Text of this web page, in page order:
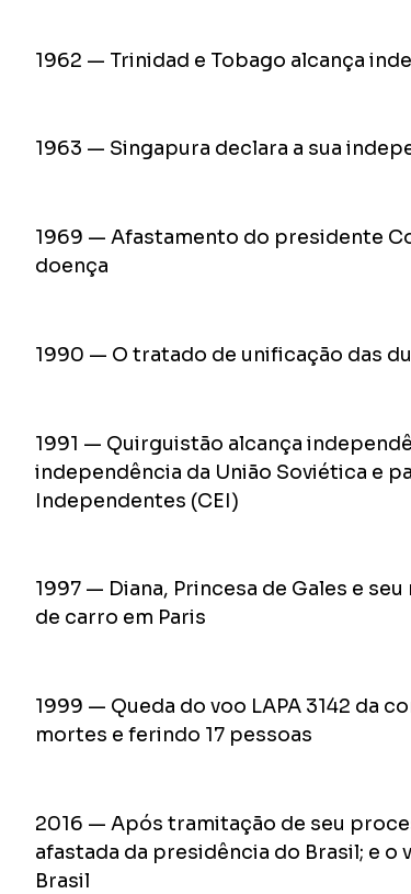
1962 — Trinidad e Tobago alcança
1963 — Singapura declara a sua
1969 — Afastamento do presidente
doença
1990 — O tratado de unificação das
1991 — Quirguistão alcança
independência da União Soviética e
Independentes (CEI)
1997 — Diana, Princesa de Gales e
de carro em Paris
1999 — Queda do voo LAPA 3142 da
mortes e ferindo 17 pessoas
2016 — Após tramitação de seu
afastada da presidência do Brasil; e
Brasil